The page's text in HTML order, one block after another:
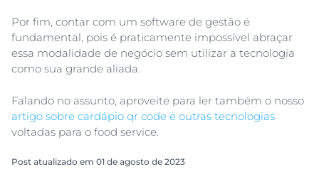
Por fim, contar com um software de gestão é
fundamental, pois é praticamente impossível abraçar
essa modalidade de negócio sem utilizar a tecnologia
como sua grande aliada.
Falando no assunto, aproveite para ler também o nosso
artigo sobre cardápio qr code e outras tecnologias
voltadas para o food service.
Post atualizado em 01 de agosto de 2023